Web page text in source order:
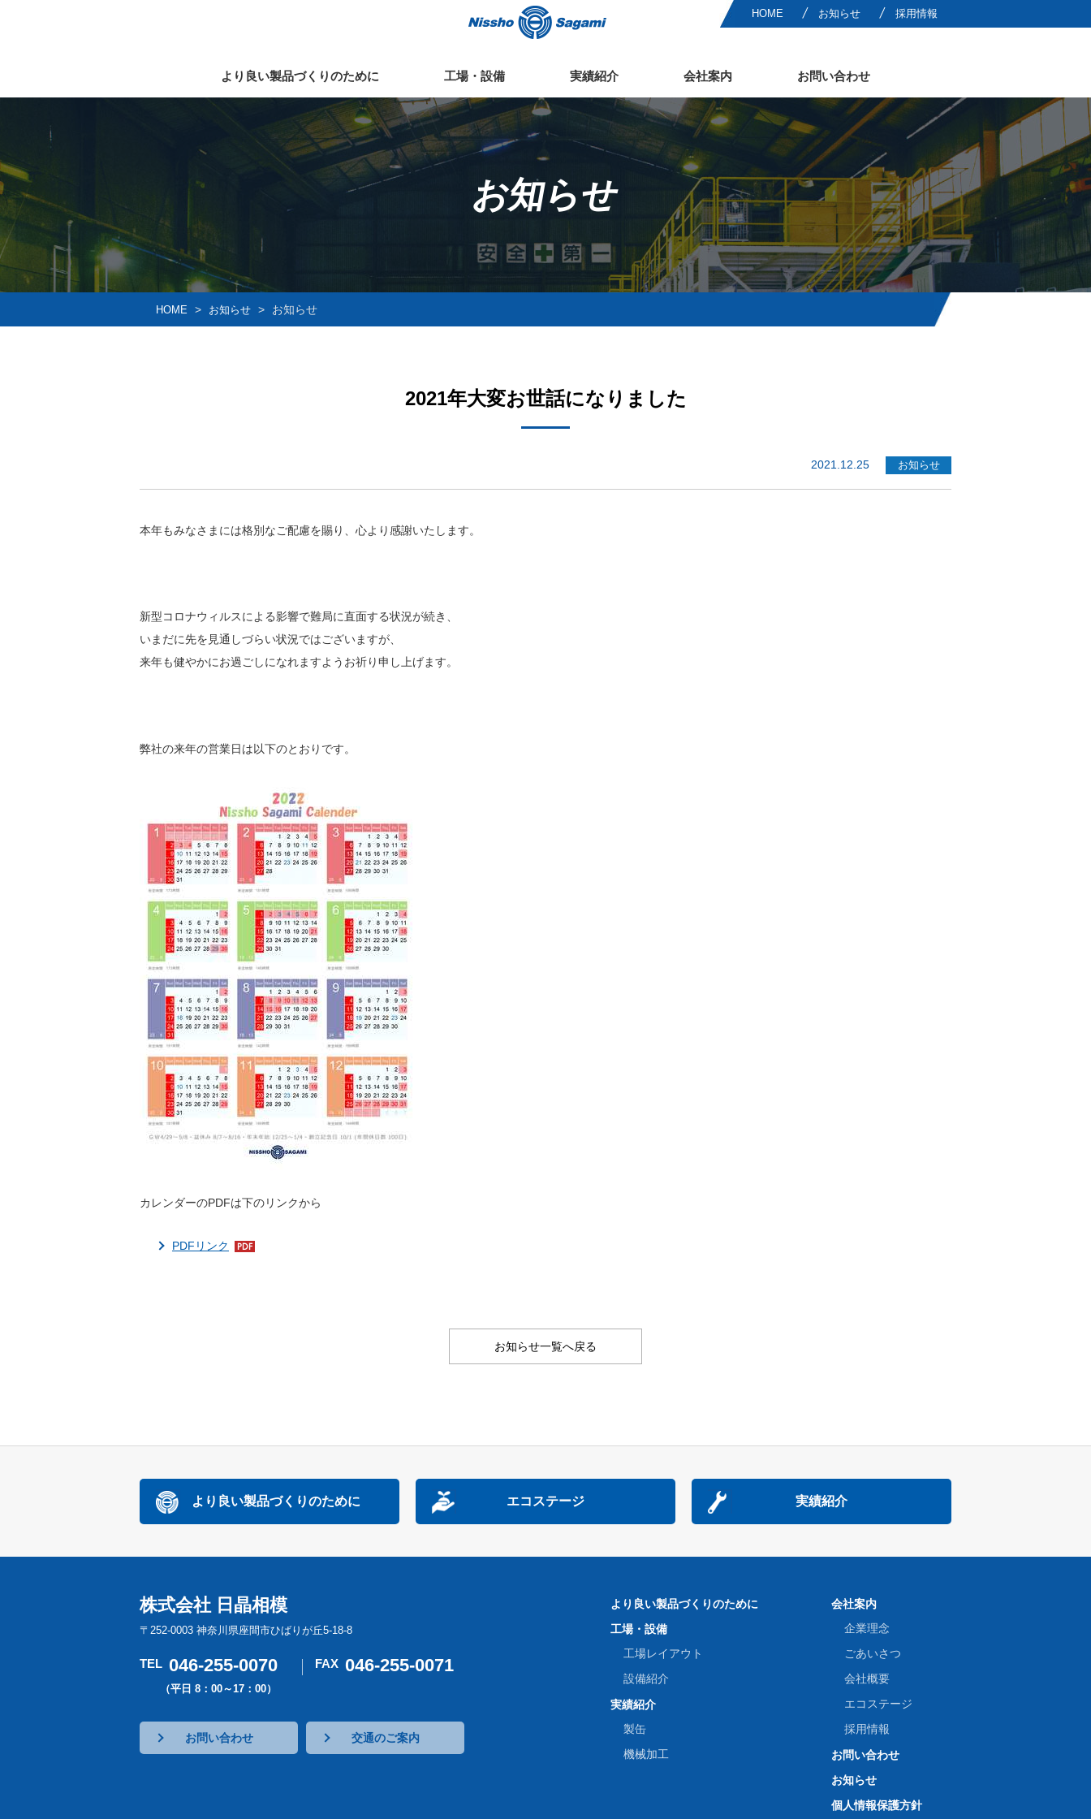
HOME お知らせ 採用情報
より良い製品づくりのために 工場・設備 実績紹介 会社案内 お問い合わせ
お知らせ
HOME お知らせ お知らせ
2021年大変お世話になりました
2021.12.25 お知らせ
本年もみなさまには格別なご配慮を賜り、心より感謝いたします。
新型コロナウィルスによる影響で難局に直面する状況が続き、
いまだに先を見通しづらい状況ではございますが、
来年も健やかにお過ごしになれますようお祈り申し上げます。
弊社の来年の営業日は以下のとおりです。
カレンダーのPDFは下のリンクから
PDFリンク
お知らせ一覧へ戻る
より良い製品づくりのために エコステージ 実績紹介
株式会社 日晶相模
〒252-0003 神奈川県座間市ひばりが丘5-18-8
TEL 046-255-0070
（平日 8：00～17：00）
FAX 046-255-0071
お問い合わせ 交通のご案内
より良い製品づくりのために
工場・設備
工場レイアウト
設備紹介
実績紹介
製缶
機械加工
会社案内
企業理念
ごあいさつ
会社概要
エコステージ
採用情報
お問い合わせ
お知らせ
個人情報保護方針